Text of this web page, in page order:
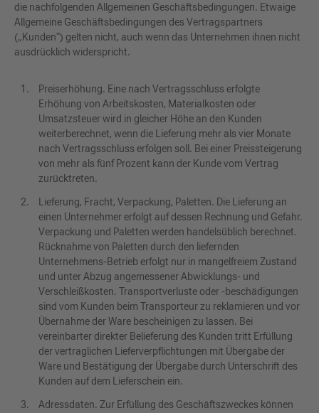
die nachfolgenden Allgemeinen Geschäftsbedingungen. Etwaige
Allgemeine Geschäftsbedingungen des Vertragspartners
(„Kunden") gelten nicht, auch wenn das Unternehmen ihnen nicht
ausdrücklich widerspricht.
Preiserhöhung. Eine nach Vertragsschluss erfolgte
Erhöhung von Arbeitskosten, Materialkosten oder
Umsatzsteuer wird in gleicher Höhe an den Kunden
weiterberechnet, wenn die Lieferung mehr als vier Monate
nach Vertragsschluss erfolgen soll. Bei einer Preissteigerung
von mehr als fünf Prozent kann der Kunde vom Vertrag
zurücktreten.
Lieferung, Fracht, Verpackung, Paletten. Die Lieferung an
einen Unternehmer erfolgt auf dessen Rechnung und Gefahr.
Verpackung und Paletten werden handelsüblich berechnet.
Rücknahme von Paletten durch den liefernden
Unternehmens-Betrieb erfolgt nur in mangelfreiem Zustand
und unter Abzug angemessener Abwicklungs- und
Verschleißkosten. Transportverluste oder -beschädigungen
sind vom Kunden beim Transporteur zu reklamieren und vor
Übernahme der Ware bescheinigen zu lassen. Bei
vereinbarter direkter Belieferung des Kunden tritt Erfüllung
der vertraglichen Lieferverpflichtungen mit Übergabe der
Ware und Bestätigung der Übergabe durch Unterschrift des
Kunden auf dem Lieferschein ein.
Adressdaten. Zur Erfüllung des Geschäftszweckes können